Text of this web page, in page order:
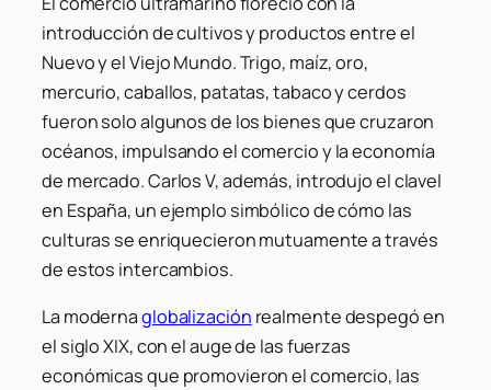
introducción de cultivos y productos entre el
Nuevo y el Viejo Mundo. Trigo, maíz, oro,
mercurio, caballos, patatas, tabaco y cerdos
fueron solo algunos de los bienes que cruzaron
océanos, impulsando el comercio y la economía
de mercado. Carlos V, además, introdujo el clavel
en España, un ejemplo simbólico de cómo las
culturas se enriquecieron mutuamente a través
de estos intercambios.
La modernaglobalización realmente despegó en
el siglo XIX, con el auge de las fuerzas
económicas que promovieron el comercio, las